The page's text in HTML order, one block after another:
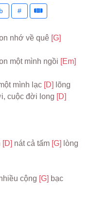
b #
nhớ về quê
một mình ngồi
mình lạc [D] lõng
cuộc đời long
[D] nát cả tấm [G]
cộng [G] bạc